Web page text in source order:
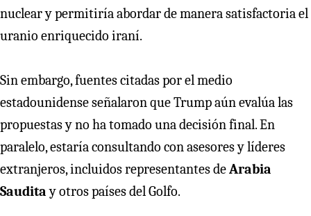
nuclear y permitiría abordar de manera satisfactoria el
uranio enriquecido iraní.
Sin embargo, fuentes citadas por el medio
estadounidense señalaron que Trump aún evalúa las
propuestas y no ha tomado una decisión final. En
paralelo, estaría consultando con asesores y líderes
extranjeros, incluidos representantes deArabia
Saudita y otros países del Golfo.